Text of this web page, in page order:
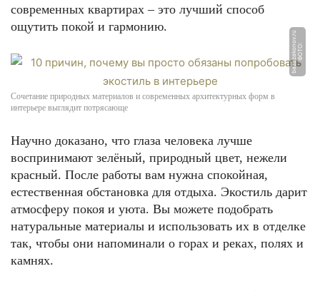
современных квартирах – это лучший способ
ощутить покой и гармонию.
Ф
О
Т
О:
b
a
z
a
z
a
k
o
n
o
v.
r
u
Сочетание природных материалов и современных архитектурных форм в
интерьере выглядит потрясающе
Научно доказано, что глаза человека лучше
воспринимают зелёный, природный цвет, нежели
красный. После работы вам нужна спокойная,
естественная обстановка для отдыха. Экостиль дарит
атмосферу покоя и уюта. Вы можете подобрать
натуральные материалы и использовать их в отделке
так, чтобы они напоминали о горах и реках, полях и
камнях.